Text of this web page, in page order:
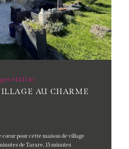
(42114)
AU CHARME
cœur pour cette maison de village
de Tarare, 15 minutes